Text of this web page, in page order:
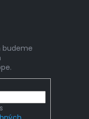
budeme